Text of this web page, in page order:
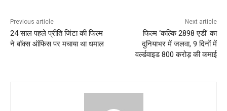
Previous article
24 साल पहले प्रीति जिंटा की फिल्म
ने बॉक्स ऑफिस पर मचाया था धमाल
Next article
फिल्म ‘कल्कि 2898 एडी’ का
दुनियाभर में जलवा, 9 दिनों में
वर्ल्डवाइड 800 करोड़ की कमाई